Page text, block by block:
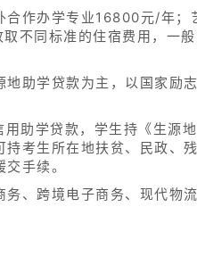
合作办学专业16800元/年；
不同标准的住宿费用，一般
助学贷款为主，以国家励
助学贷款，学生持《生源
考生所在地扶贫、民政、
手续。
、跨境电子商务、现代物流